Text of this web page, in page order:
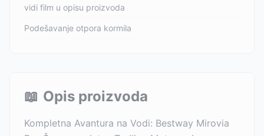
vidi film u opisu proizvoda
Podešavanje otpora kormila
📖 Opis proizvoda
Kompletna Avantura na Vodi: Bestway Mirovia